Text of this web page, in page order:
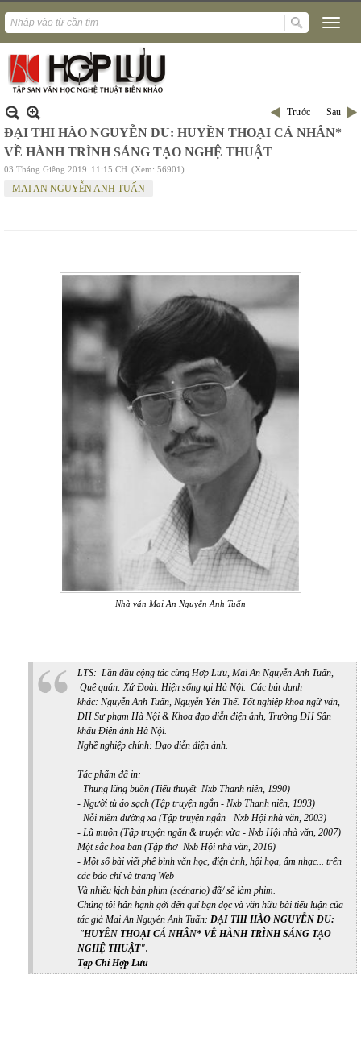
Trước Sau
ĐẠI THI HÀO NGUYỄN DU: HUYỀN THOẠI CÁ NHÂN*
VỀ HÀNH TRÌNH SÁNG TẠO NGHỆ THUẬT
03 Tháng Giêng 2019 11:15 CH (Xem: 56901)
MAI AN NGUYỄN ANH TUẤN
Nhà văn Mai An Nguyễn Anh Tuấn
LTS: Lần đầu cộng tác cùng Hợp Lưu, Mai An Nguyễn Anh Tuấn,
Quê quán: Xứ Đoài. Hiện sống tại Hà Nội. Các bút danh
khác: Nguyễn Anh Tuấn, Nguyễn Yên Thế. Tốt nghiệp khoa ngữ văn,
ĐH Sư phạm Hà Nội & Khoa đạo diễn điện ảnh, Trường ĐH Sân
khấu Điện ảnh Hà Nội.
Nghề nghiệp chính: Đạo diễn điện ảnh.
Tác phẩm đã in:
- Thung lũng buồn (Tiểu thuyết- Nxb Thanh niên, 1990)
- Người tù áo sạch (Tập truyện ngắn - Nxb Thanh niên, 1993)
- Nỗi niềm đường xa (Tập truyện ngắn - Nxb Hội nhà văn, 2003)
- Lũ muộn (Tập truyện ngắn & truyện vừa - Nxb Hội nhà văn, 2007)
Một sắc hoa ban (Tập thơ- Nxb Hội nhà văn, 2016)
- Một số bài viết phê bình văn học, điện ảnh, hội họa, âm nhạc... trên
các báo chí và trang Web
Và nhiều kịch bản phim (scénario) đã/ sẽ làm phim.
Chúng tôi hân hạnh gởi đến quí bạn đọc và văn hữu bài tiểu luận của
tác giả Mai An Nguyễn Anh Tuấn: ĐẠI THI HÀO NGUYỄN DU:
"HUYỀN THOẠI CÁ NHÂN* VỀ HÀNH TRÌNH SÁNG TẠO
NGHỆ THUẬT".
Tạp Chí Hợp Lưu